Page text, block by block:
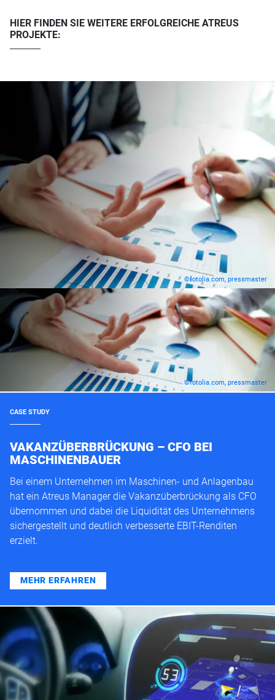
HIER FINDEN SIE WEITERE ERFOLGREICHE ATREUS
PROJEKTE:
©fotolia.com, pressmaster
©fotolia.com, pressmaster
CASE STUDY
VAKANZÜBERBRÜCKUNG – CFO BEI
MASCHINENBAUER
Bei einem Unternehmen im Maschinen- und Anlagenbau
hat ein Atreus Manager die Vakanzüberbrückung als CFO
übernommen und dabei die Liquidität des Unternehmens
sichergestellt und deutlich verbesserte EBIT-Renditen
erzielt.
MEHR ERFAHREN